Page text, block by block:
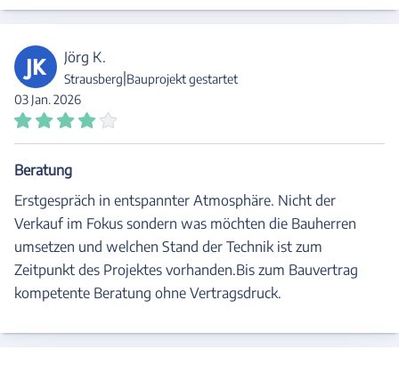
JK Jörg K.
Strausberg Bauprojekt gestartet
03 Jan. 2026
Beratung
Erstgespräch in entspannter Atmosphäre. Nicht der
Verkauf im Fokus sondern was möchten die Bauherren
umsetzen und welchen Stand der Technik ist zum
Zeitpunkt des Projektes vorhanden.Bis zum Bauvertrag
kompetente Beratung ohne Vertragsdruck.